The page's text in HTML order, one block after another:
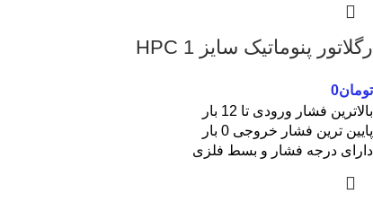
رگلاتور پنوماتیک سایز 1 HPC
تومان0
بالاترین فشار ورودی تا 12 بار
پایین ترین فشار خروجی 0 بار
دارای درجه فشار و بسط فلزی